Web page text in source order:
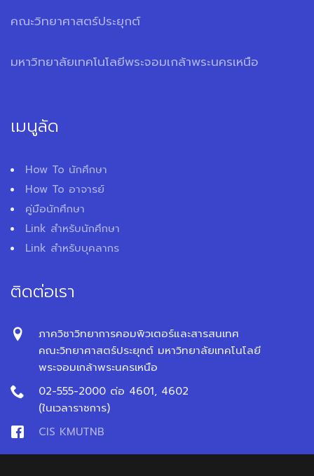
คณะวิทยาศาสตร์ประยุกต์
มหาวิทยาลัยเทคโนโลยีพระจอมเกล้าพระนครเหนือ
เมนูลัด
How To นักศึกษา
How To อาจารย์
คู่มือนักศึกษา
Link สำหรับนักศึกษา
Link สำหรับบุคลากร
ติดต่อเรา
ภาควิชาวิทยาการคอมพิวเตอร์และสารสนเทศ
คณะวิทยาศาสตร์ประยุกต์ มหาวิทยาลัยเทคโนโลยี
พระจอมเกล้าพระนครเหนือ
02-555-2000 ต่อ 4601, 4602
(ในเวลาราชการ)
CIS KMUTNB